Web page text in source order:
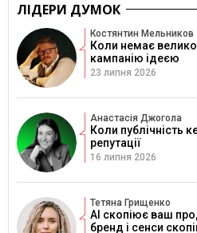
ЛІДЕРИ ДУМОК
Костянтин Мельников
Коли немає
кампанію ідеєю
23 липня 2026
Анастасія Джогола
Коли публічність
репутації
16 липня 2026
Тетяна Грищенко
AI скопіює ваш
бренд і сенси